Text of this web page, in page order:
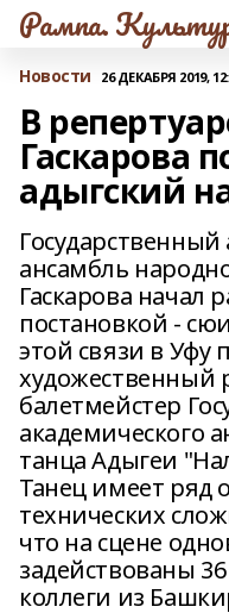
Рампа.
Новости 26 ДЕКАБРЯ 2019,
В
Гаскарова
адыгский
ансамбль
Гаскарова начал
постановкой -
этой связи в Уфу
художественный
балетмейстер
академического
танца Адыгеи
Танец имеет ряд
технических
что на сцене
задействованы
коллеги из